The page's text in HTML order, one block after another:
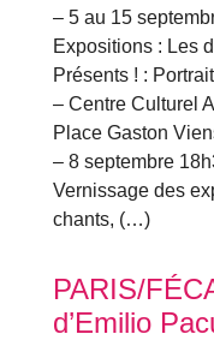
– 5 au 15
Expositions : Les
Présents ! :
– Centre Culturel
Place Gaston
– 8 septembre
Vernissage des
chants, (…)
PARIS/
d’Emilio